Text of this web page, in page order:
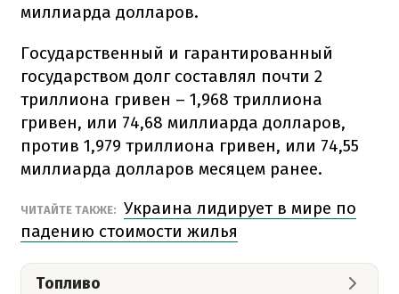
миллиарда долларов.
Государственный и гарантированный
государством долг составлял почти 2
триллиона гривен – 1,968 триллиона
гривен, или 74,68 миллиарда долларов,
против 1,979 триллиона гривен, или 74,55
миллиарда долларов месяцем ранее.
ЧИТАЙТЕ ТАКЖЕ: Украина лидирует в мире по
падению стоимости жилья
Топливо